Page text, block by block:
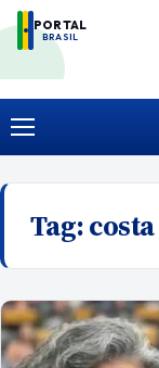
PORTAL
BRASIL
Menu
Tag:costa